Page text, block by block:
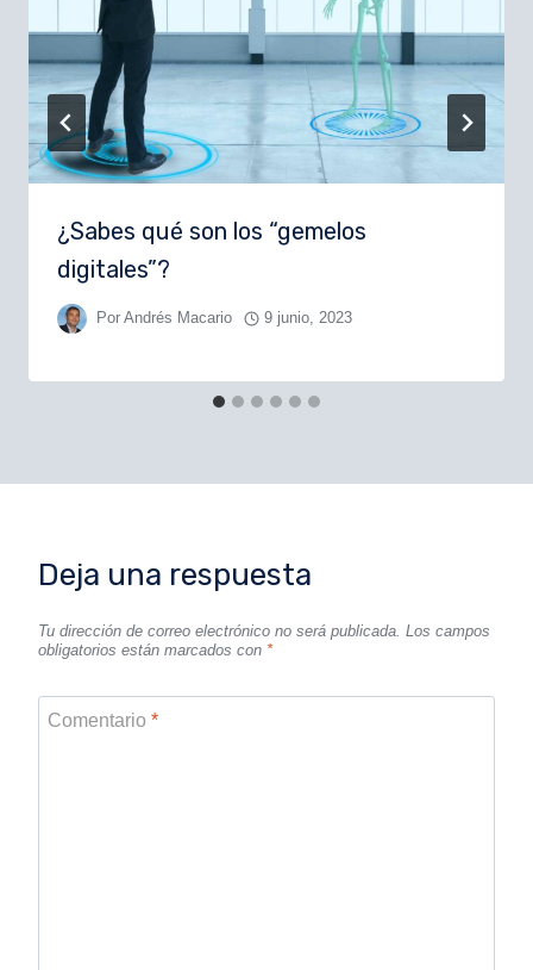
¿Sabes qué son los “gemelos
digitales”?
Por Andrés Macario 9 junio, 2023
Deja una respuesta
Tu dirección de correo electrónico no será publicada. Los campos
obligatorios están marcados con *
Comentario *